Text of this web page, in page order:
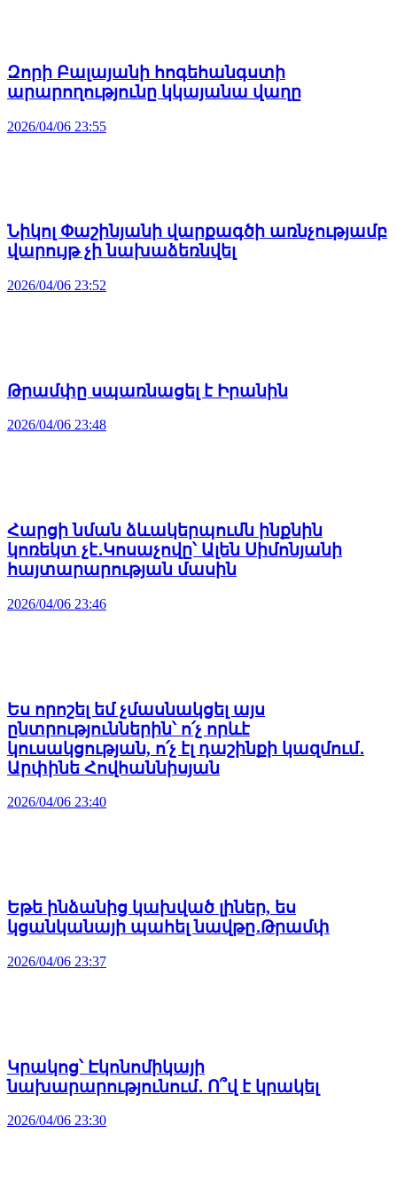
Զորի Բալայանի հոգեհանգստի
արարողությունը կկայանա վաղը
2026/04/06 23:55
Նիկոլ Փաշինյանի վարքագծի առնչությամբ
վարույթ չի նախաձեռնվել
2026/04/06 23:52
Թրամփը սպառնացել է Իրանին
2026/04/06 23:48
Հարցի նման ձևակերպումն ինքնին
կոռեկտ չէ․Կոսաչովը՝ Ալեն Սիմոնյանի
հայտարարության մասին
2026/04/06 23:46
Ես որոշել եմ չմասնակցել այս
ընտրություններին՝ ո՛չ որևէ
կուսակցության, ո՛չ էլ դաշինքի կազմում․
Արփինե Հովհաննիսյան
2026/04/06 23:40
Եթե ինձանից կախված լիներ, ես
կցանկանայի պահել նավթը․Թրամփ
2026/04/06 23:37
Կրակոց՝ Էկոնոմիկայի
նախարարությունում․ Ո՞վ է կրակել
2026/04/06 23:30